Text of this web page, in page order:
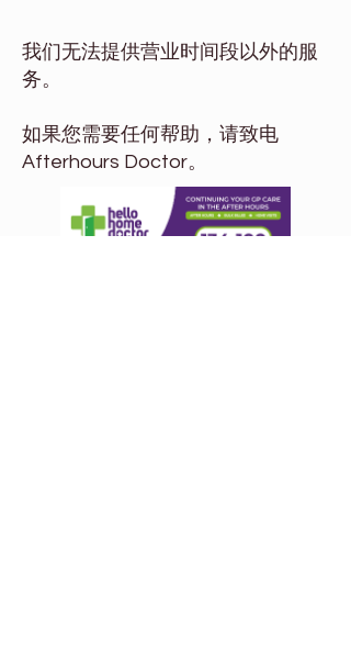
我们无法提供营业时间段以外的服
务。
如果您需要任何帮助，请致电
Afterhours Doctor。